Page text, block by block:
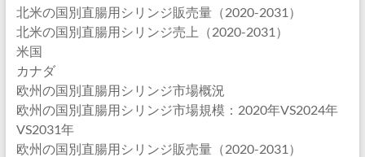
北米の国別直腸用シリンジ販売量（2020-2031）
北米の国別直腸用シリンジ売上（2020-2031）
米国
カナダ
欧州の国別直腸用シリンジ市場概況
欧州の国別直腸用シリンジ市場規模：2020年VS2024年
VS2031年
欧州の国別直腸用シリンジ販売量（2020-2031）